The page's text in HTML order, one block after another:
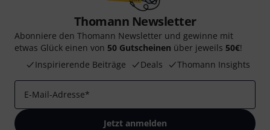
Thomann Newsletter
Abonniere den Thomann Newsletter und gewinne mit
etwas Glück einen von 50 Gutscheinen über jeweils 50€!
Inspirierende Beiträge
Deals Thomann Insights
E-Mail-Adresse*
Jetzt anmelden